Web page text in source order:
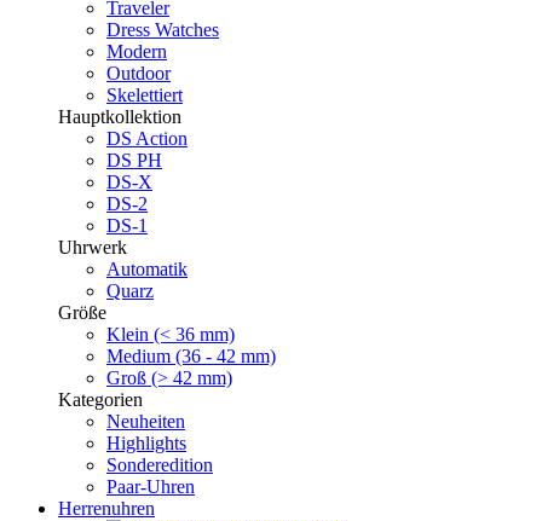
Traveler
Dress Watches
Modern
Outdoor
Skelettiert
Hauptkollektion
DS Action
DS PH
DS-X
DS-2
DS-1
Uhrwerk
Automatik
Quarz
Größe
Klein (< 36 mm)
Medium (36 - 42 mm)
Groß (> 42 mm)
Kategorien
Neuheiten
Highlights
Sonderedition
Paar-Uhren
Herrenuhren